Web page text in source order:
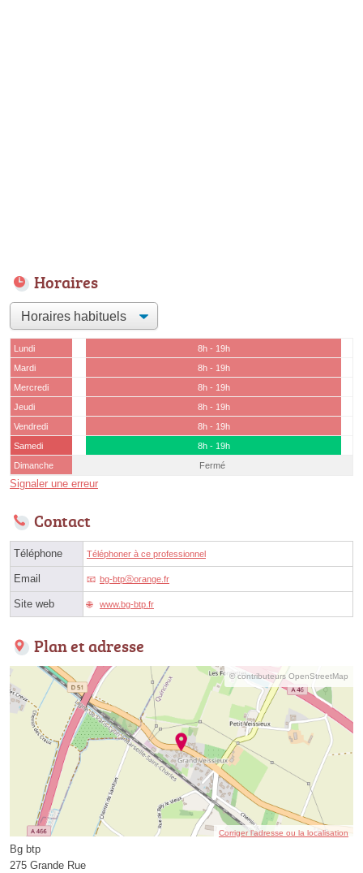
Horaires
Lundi
8h - 19h
Mardi
8h - 19h
Mercredi
8h - 19h
Jeudi
8h - 19h
Vendredi
8h - 19h
Samedi
8h - 19h
Dimanche
Fermé
Signaler une erreur
Contact
Téléphone Téléphoner à ce professionnel
Email bg-btpⓐorange.fr
Site web www.bg-btp.fr
Plan et adresse
© contributeurs OpenStreetMap
Corriger l’adresse ou la localisation
Bg btp
275 Grande Rue